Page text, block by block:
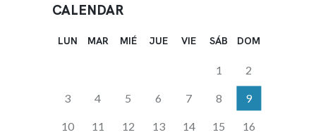
CALENDAR
LUN MAR MIÉ JUE VIE SÁB DOM
1 2
3 4 5 6 7 8 9
10 11 12 13 14 15 16